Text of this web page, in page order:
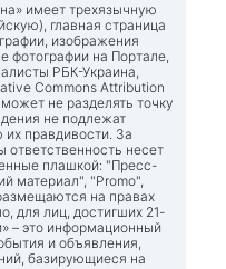
имеет трехязычную
главная страница
изображения
фотографии на Портале,
РБК-Украина,
Commons Attribution
не разделять точку
не подлежат
правдивости. За
несет
плашкой: "Пресс-
материал", "Promo",
на правах
для лиц, достигших 21-
– это информационный
и объявления,
базирующиеся на